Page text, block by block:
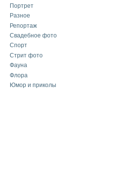
Портрет
Разное
Репортаж
Свадебное фото
Спорт
Стрит фото
Фауна
Флора
Юмор и приколы